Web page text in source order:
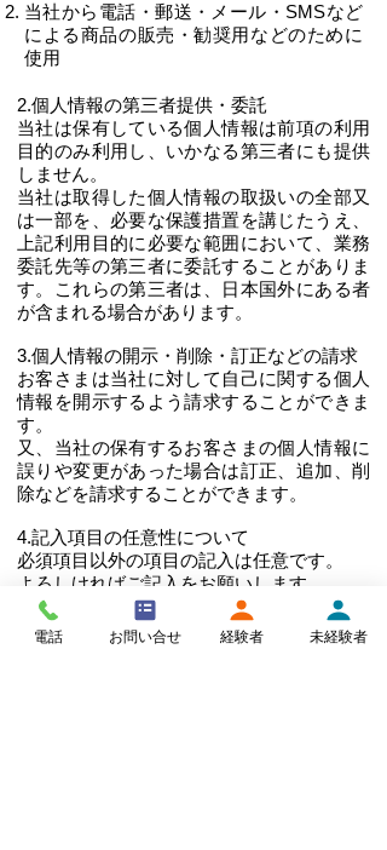
当社から電話・郵送・メール・SMSなど
による商品の販売・勧奨用などのために
使用
2.個人情報の第三者提供・委託
当社は保有している個人情報は前項の利用
目的のみ利用し、いかなる第三者にも提供
しません。
当社は取得した個人情報の取扱いの全部又
は一部を、必要な保護措置を講じたうえ、
上記利用目的に必要な範囲において、業務
委託先等の第三者に委託することがありま
す。これらの第三者は、日本国外にある者
が含まれる場合があります。
3.個人情報の開示・削除・訂正などの請求
お客さまは当社に対して自己に関する個人
情報を開示するよう請求することができま
す。
又、当社の保有するお客さまの個人情報に
誤りや変更があった場合は訂正、追加、削
除などを請求することができます。
​4.記入項目の任意性について
必須項目以外の項目の記入は任意です。
よろしければご記入をお願いします。
5.お問い合わせ窓口
各種お問い合わせ、並びに個人情報の開
電話 お問い合せ 経験者 未経験者